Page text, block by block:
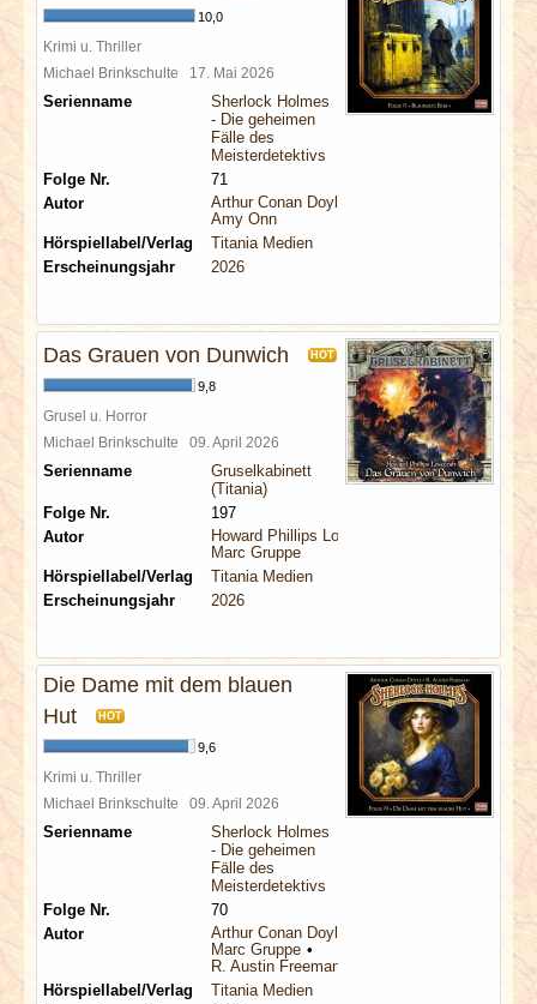
SPECIALS
REDAKTION
ARCHIV
10,0
Krimi u. Thriller
Michael Brinkschulte 17. Mai 2026
Serienname
Sherlock Holmes
- Die geheimen
Fälle des
Meisterdetektivs
Folge Nr.
71
Autor
Arthur Conan Doyle
Amy Onn
Hörspiellabel/Verlag
Titania Medien
Erscheinungsjahr
2026
Das Grauen von Dunwich HOT
9,8
Grusel u. Horror
Michael Brinkschulte 09. April 2026
Serienname
Gruselkabinett
(Titania)
Folge Nr.
197
Autor
Howard Phillips Lovecraft
Marc Gruppe
Hörspiellabel/Verlag
Titania Medien
Erscheinungsjahr
2026
Die Dame mit dem blauen
Hut
HOT
9,6
Krimi u. Thriller
Michael Brinkschulte 09. April 2026
Serienname
Sherlock Holmes
- Die geheimen
Fälle des
Meisterdetektivs
Folge Nr.
70
Autor
Arthur Conan Doyle
Marc Gruppe
R. Austin Freeman
Hörspiellabel/Verlag
Titania Medien